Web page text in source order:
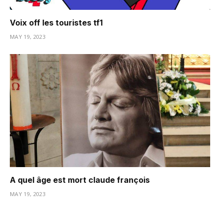
Voix off les touristes tf1
MAY 19, 2023
A quel âge est mort claude françois
MAY 19, 2023